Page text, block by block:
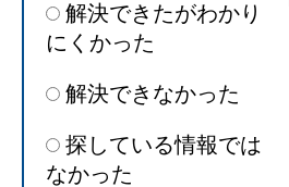
解決できたがわかり
にくかった
解決できなかった
探している情報では
なかった